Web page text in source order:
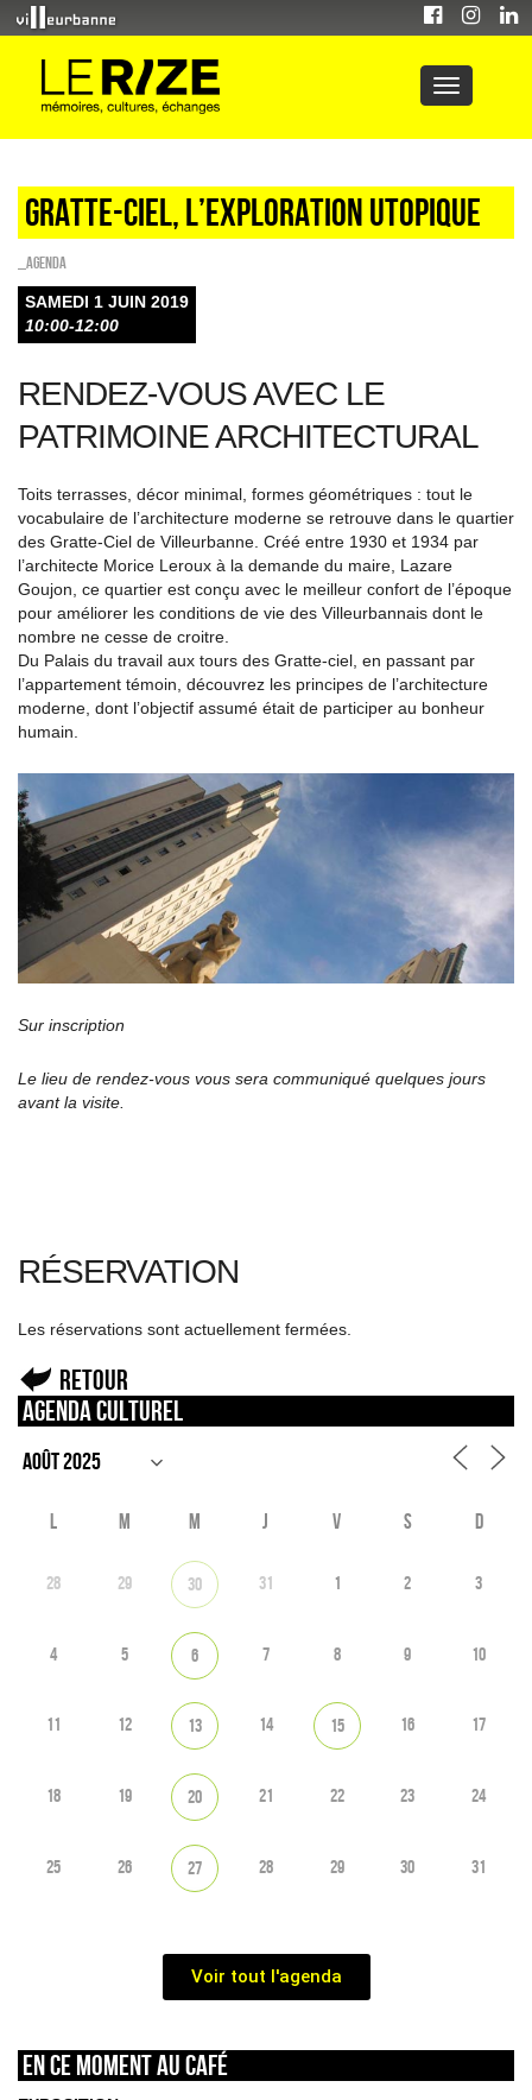
Gratte-ciel, l’exploration utopique
_Agenda
SAMEDI 1 JUIN 2019
10:00-12:00
RENDEZ-VOUS AVEC LE
PATRIMOINE ARCHITECTURAL
Toits terrasses, décor minimal, formes géométriques : tout le
vocabulaire de l’architecture moderne se retrouve dans le quartier
des Gratte-Ciel de Villeurbanne. Créé entre 1930 et 1934 par
l’architecte Morice Leroux à la demande du maire, Lazare
Goujon, ce quartier est conçu avec le meilleur confort de l’époque
pour améliorer les conditions de vie des Villeurbannais dont le
nombre ne cesse de croitre.
Du Palais du travail aux tours des Gratte-ciel, en passant par
l’appartement témoin, découvrez les principes de l’architecture
moderne, dont l’objectif assumé était de participer au bonheur
humain.
Sur inscription
Le lieu de rendez-vous vous sera communiqué quelques jours
avant la visite.
RÉSERVATION
Les réservations sont actuellement fermées.
Retour
Agenda culturel
L M M J V S D
28 29 30 31 1 2 3
4 5 6 7 8 9 10
11 12 13 14 15 16 17
18 19 20 21 22 23 24
25 26 27 28 29 30 31
Voir tout l'agenda
En ce moment au café